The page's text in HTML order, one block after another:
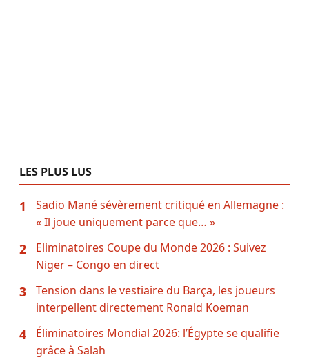
LES PLUS LUS
1
Sadio Mané sévèrement critiqué en Allemagne :
« Il joue uniquement parce que… »
2
Eliminatoires Coupe du Monde 2026 : Suivez
Niger – Congo en direct
3
Tension dans le vestiaire du Barça, les joueurs
interpellent directement Ronald Koeman
4
Éliminatoires Mondial 2026: l’Égypte se qualifie
grâce à Salah